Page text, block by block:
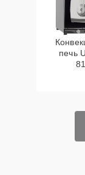
печь